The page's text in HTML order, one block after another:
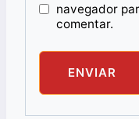
navegador
comentar.